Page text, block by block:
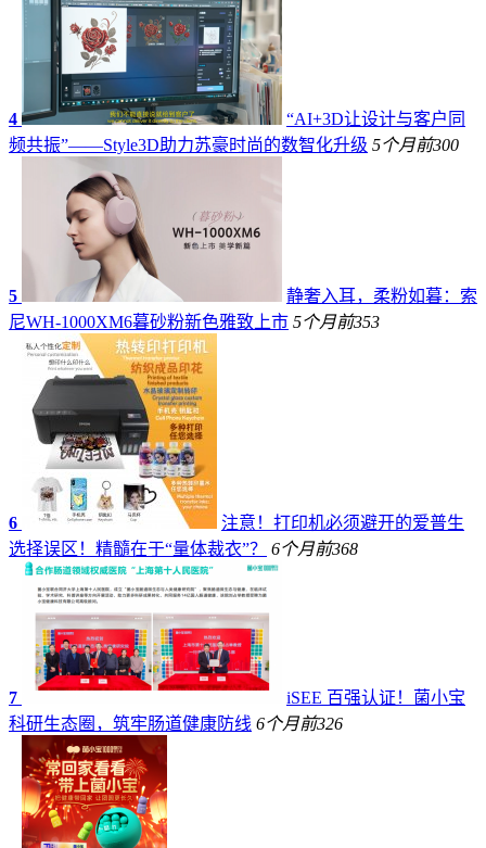
4
“AI+3D让设计与客户同
频共振”——Style3D助力苏豪时尚的数智化升级 5个月前300
5
静奢入耳，柔粉如暮：索
尼WH-1000XM6暮砂粉新色雅致上市 5个月前353
6
注意！打印机必须避开的爱普生
选择误区！精髓在于“量体裁衣”？
6个月前368
7
iSEE 百强认证！菌小宝
科研生态圈，筑牢肠道健康防线 6个月前326